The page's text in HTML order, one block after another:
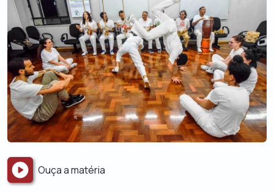
Ouça a matéria